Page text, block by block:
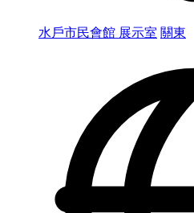
水戶市民會館 展示室 關東